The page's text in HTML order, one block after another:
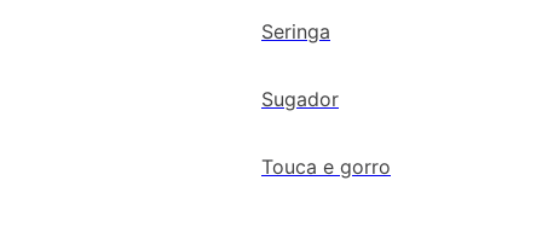
Seringa
Sugador
Touca e gorro